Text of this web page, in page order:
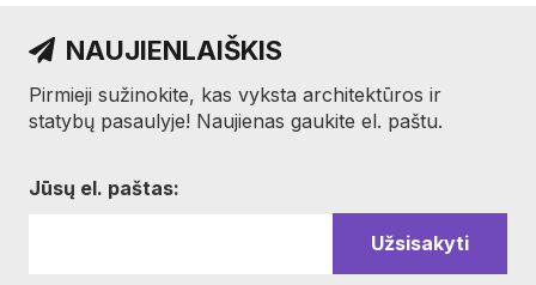
NAUJIENLAIŠKIS
Pirmieji sužinokite, kas vyksta architektūros ir
statybų pasaulyje! Naujienas gaukite el. paštu.
Jūsų el. paštas: